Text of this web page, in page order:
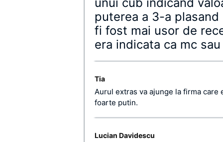
puterea a 3-a
fi fost mai usor de
era indicata ca mc
Tia
Aurul extras va ajunge la firma care
foarte putin.
Lucian Davidescu